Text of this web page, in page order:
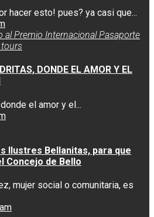
hacer esto! pues? ya casi que...
al Premio Internacional Pasaporte
DONDE EL AMOR Y EL
el amor y el...
Ilustres Bellanitas, para que
Concejo de Bello
mujer social o comunitaria, es